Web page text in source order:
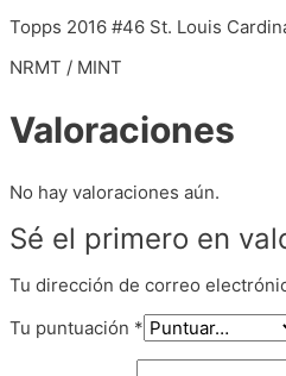
Topps 2016 #46 St. Louis
NRMT / MINT
Valoraciones
No hay valoraciones aún.
Sé el primero en
Tu dirección de correo
Tu puntuación *